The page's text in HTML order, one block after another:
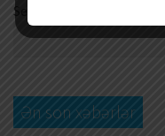
Search
Ən son xəbərlər